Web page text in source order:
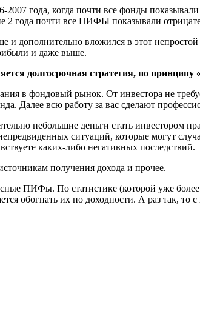
года, когда почти все фонды
2 года почти все ПИФЫ показывали
и дополнительно вложился в этот
и даже выше.
долгосрочная стратегия, по принципу
в фондовый рынок. От инвестора не
Далее всю работу за вас сделают
небольшие деньги стать инвестором
ситуаций, которые могут
каких-либо негативных последствий.
получения дохода и прочее.
ПИФы. По статистике (которой уже
обогнать их по доходности. А раз так,